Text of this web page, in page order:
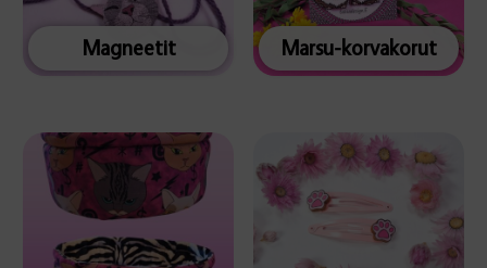
Magneetit Marsu-korvakorut